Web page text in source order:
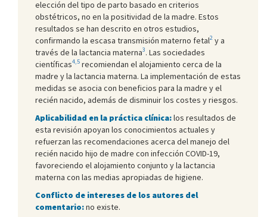
elección del tipo de parto basado en criterios
obstétricos, no en la positividad de la madre. Estos
resultados se han descrito en otros estudios,
confirmando la escasa transmisión materno fetal2 y a
través de la lactancia materna3. Las sociedades
científicas4,5 recomiendan el alojamiento cerca de la
madre y la lactancia materna. La implementación de estas
medidas se asocia con beneficios para la madre y el
recién nacido, además de disminuir los costes y riesgos.
Aplicabilidad en la práctica clínica:los resultados de
esta revisión apoyan los conocimientos actuales y
refuerzan las recomendaciones acerca del manejo del
recién nacido hijo de madre con infección COVID-19,
favoreciendo el alojamiento conjunto y la lactancia
materna con las medias apropiadas de higiene.
Conflicto de intereses de los autores del
comentario:no existe.